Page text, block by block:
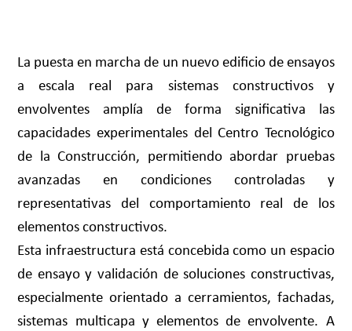
La puesta en marcha de un nuevo edificio de ensayos
a escala real para sistemas constructivos y
envolventes amplía de forma significativa las
capacidades experimentales del Centro Tecnológico
de la Construcción, permitiendo abordar pruebas
avanzadas en condiciones controladas y
representativas del comportamiento real de los
elementos constructivos.
Esta infraestructura está concebida como un espacio
de ensayo y validación de soluciones constructivas,
especialmente orientado a cerramientos, fachadas,
sistemas multicapa y elementos de envolvente. A